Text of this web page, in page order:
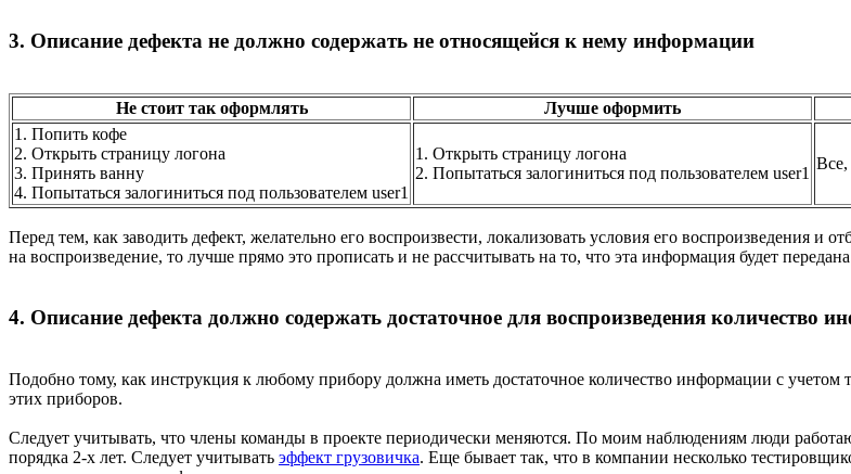
3. Описание дефекта не должно содержать не относящейся к нему информации
Не стоит так оформлять Лучше оформить
1. Попить кофе
2. Открыть страницу логона
3. Принять ванну
4. Попытаться залогиниться под пользователем user1
1. Открыть страницу логона
2. Попытаться залогиниться под пользователем user1
Все,
Перед тем, как заводить дефект, желательно его воспроизвести, локализовать условия его воспроизведения и
на воспроизведение, то лучше прямо это прописать и не рассчитывать на то, что эта информация будет
4. Описание дефекта должно содержать достаточное для воспроизведения количество
Подобно тому, как инструкция к любому прибору должна иметь достаточное количество информации с
этих приборов.
Следует учитывать, что члены команды в проекте периодически меняются. По моим наблюдениям люди
порядка 2-х лет. Следует учитывать эффект грузовичка. Еще бывает так, что в компании несколько